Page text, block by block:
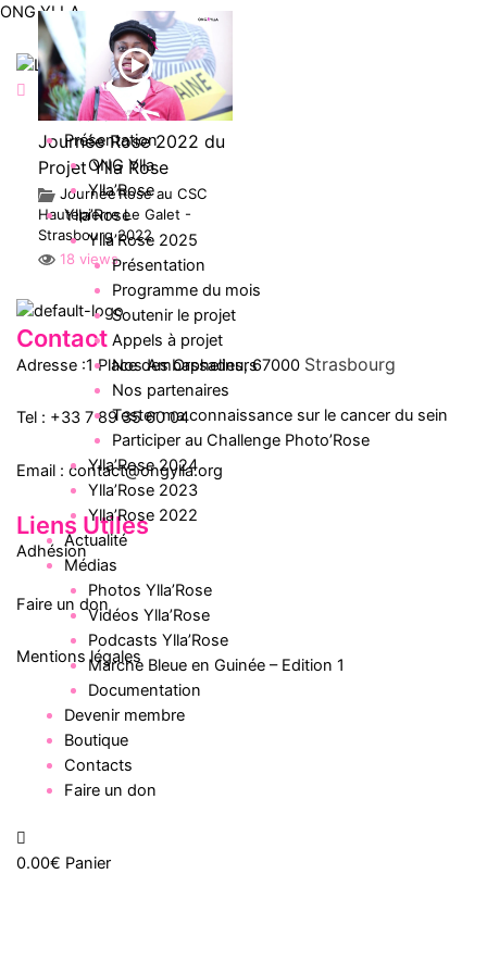
Aller
contenu
ONG YLLA
Menu
Accueil
Présentation
ONG Ylla
Ylla’Rose
Ylla’Rose
Ylla’Rose 2025
Présentation
Programme du mois
Soutenir le projet
Appels à projet
Nos Ambassadeurs
Nos partenaires
Tester ma connaissance sur le cancer du sein
Participer au Challenge Photo’Rose
Ylla’Rose 2024
Ylla’Rose 2023
Ylla’Rose 2022
Actualité
Médias
Photos Ylla’Rose
Vidéos Ylla’Rose
Podcasts Ylla’Rose
Marche Bleue en Guinée – Edition 1
Documentation
Devenir membre
Boutique
Contacts
Faire un don
0.00€ Panier
Journée Rose 2022 du
Projet Ylla Rose
Journée’Rose au CSC
Hautepierre Le Galet -
Strasbourg 2022
18 views
Contact
Adresse :1 Place des Orphelins, 67000 Strasbourg
Tel : +33 7 89 356004
Email : contact@ongylla.org
Liens Utiles
Adhésion
Faire un don
Mentions légales